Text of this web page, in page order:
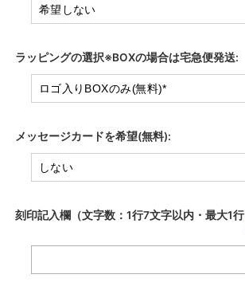
ラッピングの選択※BOXの場合は宅急便発送:
メッセージカードを希望(無料):
刻印記入欄（文字数：1行7文字以内・最大1行